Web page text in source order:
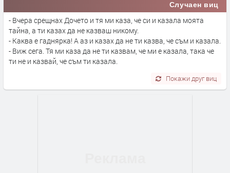
Случаен виц
- Вчера срещнах Дочето и тя ми каза, че си и казала моята
тайна, а ти казах да не казваш никому.
- Каква е гаднярка! А аз и казах да не ти казва, че съм и казала.
- Виж сега. Тя ми каза да не ти казвам, че ми е казала, така че
ти не и казвай, че съм ти казала.
Покажи друг виц